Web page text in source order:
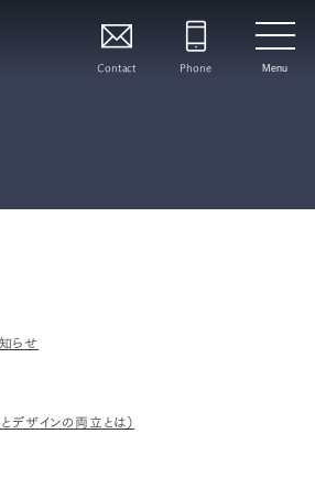
Contact Phone Menu
らせ
デザインの両立とは）